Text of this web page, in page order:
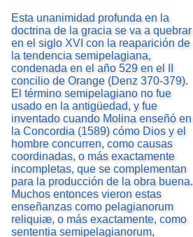
Esta unanimidad profunda en la
doctrina de la gracia se va a quebrar
en el siglo XVI con la reaparición de
la tendencia semipelagiana,
condenada en el año 529 en el II
concilio de Orange (Denz 370-379).
El término semipelagiano no fue
usado en la antigüedad, y fue
inventado cuando Molina enseñó en
la Concordia (1589) cómo Dios y el
hombre concurren, como causas
coordinadas, o más exactamente
incompletas, que se complementan
para la producción de la obra buena.
Muchos entonces vieron estas
enseñanzas como pelagianorum
reliquiæ, o más exactamente, como
sententia semipelagianorum,